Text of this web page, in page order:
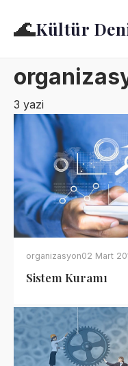
🌊Kültür
3 yazi
organizasyon02 Mart
Sistem Kuramı